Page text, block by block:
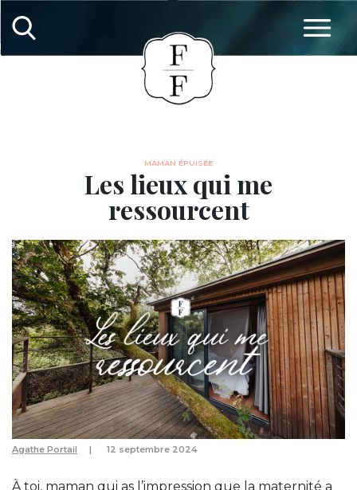
MAMAN ÉPUISÉE
Les lieux qui me
ressourcent
Agathe Portail 12 septembre 2024
À toi, maman qui as l’impression que la maternité a